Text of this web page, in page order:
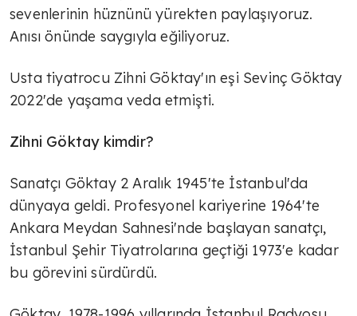
sevenlerinin hüznünü yürekten paylaşıyoruz.
Anısı önünde saygıyla eğiliyoruz.
Usta tiyatrocu Zihni Göktay'ın eşi Sevinç Göktay
2022'de yaşama veda etmişti.
Zihni Göktay kimdir?
Sanatçı Göktay 2 Aralık 1945'te İstanbul'da
dünyaya geldi. Profesyonel kariyerine 1964'te
Ankara Meydan Sahnesi'nde başlayan sanatçı,
İstanbul Şehir Tiyatrolarına geçtiği 1973'e kadar
bu görevini sürdürdü.